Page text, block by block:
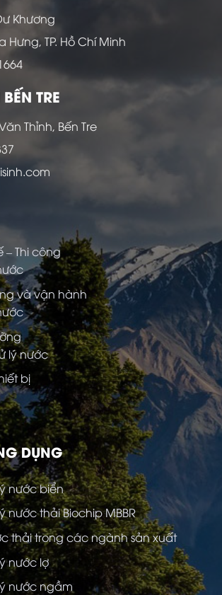
Khương
Hưng, TP. Hồ Chí Minh
TRE
Thỉnh, Bến Tre
– Thi công
và vận hành
lý nước
bị
DỤNG
nước biển
nước thải Biochip MBBR
thải trong các ngành sản xuất
nước lợ
nước ngầm